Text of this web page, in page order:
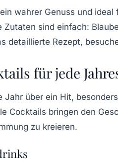
wahrer Genuss und
Zutaten sind einfach:
detaillierte Rezept,
für jede
Jahr über ein Hit,
Cocktails bringen den
zu kreieren.